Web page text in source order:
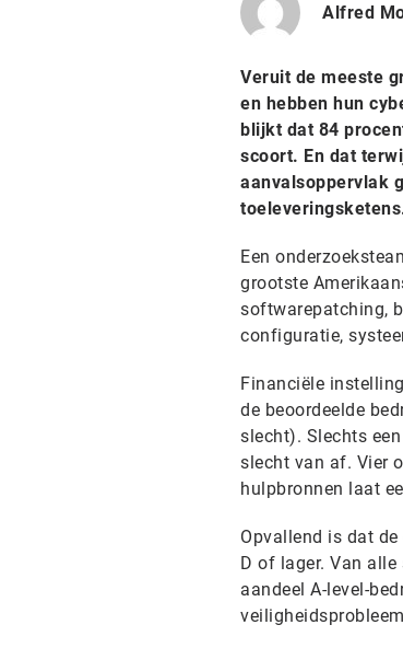
Alfred
Veruit de meeste
en hebben hun
blijkt dat 84
scoort. En dat
aanvalsoppervlak
Een
grootste
softwarepatching,
configuratie,
Financiële
de beoordeelde
slecht). Slechts
slecht van af. Vier
hulpbronnen laat
Opvallend is dat de
D of lager. Van
aandeel A-level-